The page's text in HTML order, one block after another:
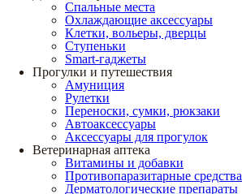
Спальные места
Охлаждающие аксессуары
Клетки, вольеры, дверцы
Ступеньки
Smart-гаджеты
Прогулки и путешествия
Амуниция
Рулетки
Переноски, сумки, рюкзаки
Автоаксессуары
Аксессуары для прогулок
Ветеринарная аптека
Витамины и добавки
Противопаразитарные средства
Дерматологические препараты